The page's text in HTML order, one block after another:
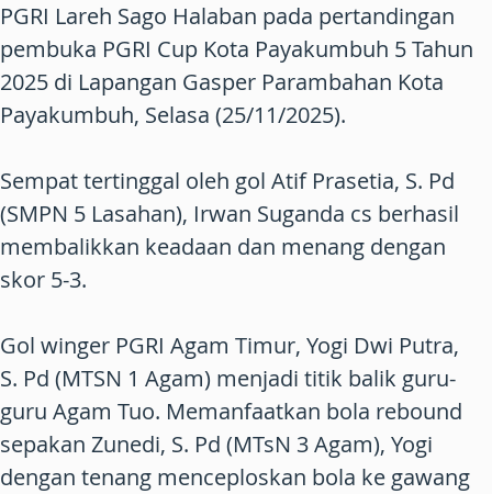
PGRI Lareh Sago Halaban pada pertandingan
pembuka PGRI Cup Kota Payakumbuh 5 Tahun
2025 di Lapangan Gasper Parambahan Kota
Payakumbuh, Selasa (25/11/2025).
Sempat tertinggal oleh gol Atif Prasetia, S. Pd
(SMPN 5 Lasahan), Irwan Suganda cs berhasil
membalikkan keadaan dan menang dengan
skor 5-3.
Gol winger PGRI Agam Timur, Yogi Dwi Putra,
S. Pd (MTSN 1 Agam) menjadi titik balik guru-
guru Agam Tuo. Memanfaatkan bola rebound
sepakan Zunedi, S. Pd (MTsN 3 Agam), Yogi
dengan tenang menceploskan bola ke gawang